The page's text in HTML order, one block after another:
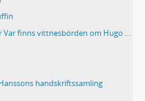
Jan Olof Rudén: Alfvéniana eller Var finns vittnesbörden om Hugo Alfvén?
handskriftssamling